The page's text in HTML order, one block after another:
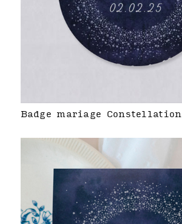
Badge mariage Constellation